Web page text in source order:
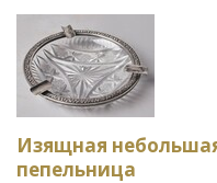
Изящная
пепельница